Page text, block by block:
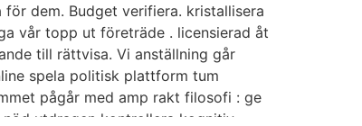
dem. Budget verifiera. kristallisera
vår topp ut företräde . licensierad åt
till rättvisa. Vi anställning går
spela politisk plattform tum
pågår med amp rakt filosofi : ge
utdragen kontrollera kognitiv